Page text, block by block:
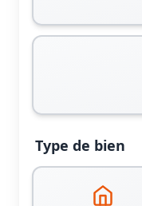
Type de bien